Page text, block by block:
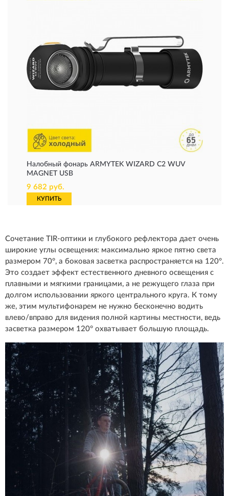
Налобный фонарь ARMYTEK WIZARD C2 WUV
MAGNET USB
9 682 руб.
КУПИТЬ
Сочетание TIR-оптики и глубокого рефлектора дает очень
широкие углы освещения: максимально яркое пятно света
размером 70°, а боковая засветка распространяется на 120°.
Это создает эффект естественного дневного освещения с
плавными и мягкими границами, а не режущего глаза при
долгом использовании яркого центрального круга. К тому
же, этим мультифонарем не нужно бесконечно водить
влево/вправо для видения полной картины местности, ведь
засветка размером 120° охватывает большую площадь.